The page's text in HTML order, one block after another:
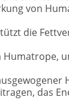
von
die
das